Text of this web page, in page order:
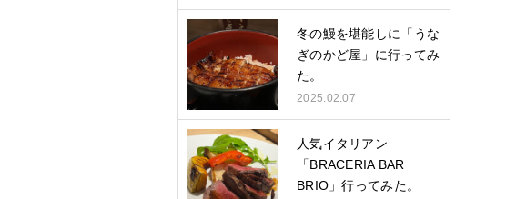
冬の鰻を堪能しに「うな
ぎのかど屋」に行ってみ
た。
2025.02.07
人気イタリアン
「BRACERIA BAR
BRIO」行ってみた。